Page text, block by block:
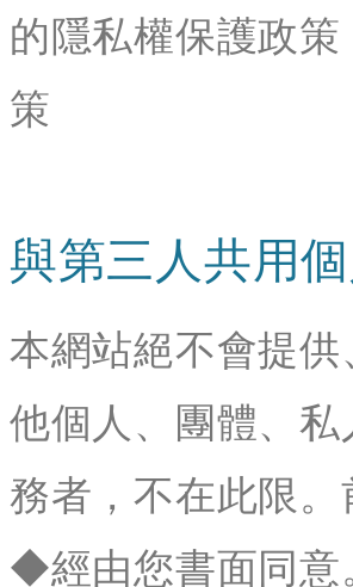
的隱私權保護政
策
與第三人共用
本網站絕不會提
他個人、團體、
務者，不在此限
◆經由您書面同意